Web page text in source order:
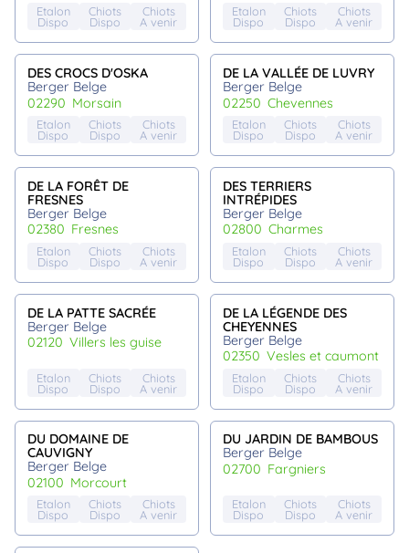
Etalon
Dispo
Chiots
Dispo
Chiots
A venir
Etalon
Dispo
Chiots
Dispo
Chiots
A venir
DES CROCS D'OSKA
Berger Belge
02290
morsain
Etalon
Dispo
Chiots
Dispo
Chiots
A venir
DE LA VALLÉE DE LUVRY
Berger Belge
02250
chevennes
Etalon
Dispo
Chiots
Dispo
Chiots
A venir
DE LA FORÊT DE
FRESNES
Berger Belge
02380
fresnes
Etalon
Dispo
Chiots
Dispo
Chiots
A venir
DES TERRIERS
INTRÉPIDES
Berger Belge
02800
charmes
Etalon
Dispo
Chiots
Dispo
Chiots
A venir
DE LA PATTE SACRÉE
Berger Belge
02120
villers les guise
Etalon
Dispo
Chiots
Dispo
Chiots
A venir
DE LA LÉGENDE DES
CHEYENNES
Berger Belge
02350
vesles et caumont
Etalon
Dispo
Chiots
Dispo
Chiots
A venir
DU DOMAINE DE
CAUVIGNY
Berger Belge
02100
morcourt
Etalon
Dispo
Chiots
Dispo
Chiots
A venir
DU JARDIN DE BAMBOUS
Berger Belge
02700
fargniers
Etalon
Dispo
Chiots
Dispo
Chiots
A venir